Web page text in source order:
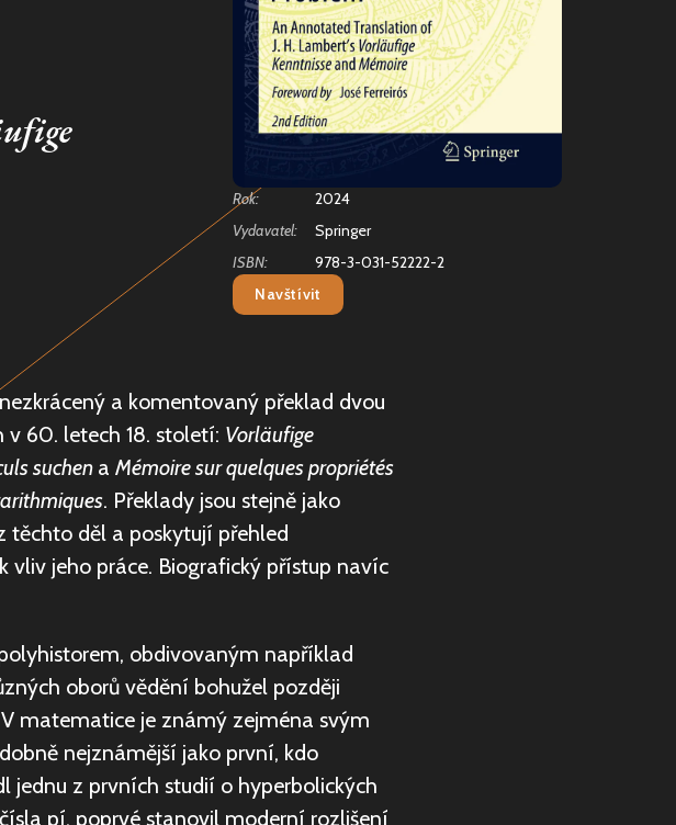
Rok:
2024
Vydavatel:
Springer
ISBN:
978-3-031-52222-2
Navštívit
a komentovaný překlad dvou
v 60. letech 18. století: Vorläufige
suchen a Mémoire sur quelques propriétés
. Překlady jsou stejně jako
děl a poskytují přehled
vliv jeho práce. Biografický přístup navíc
obdivovaným například
oborů vědění bohužel později
matematice je známý zejména svým
nejznámější jako první, kdo
jednu z prvních studií o hyperbolických
pí, poprvé stanovil moderní rozlišení